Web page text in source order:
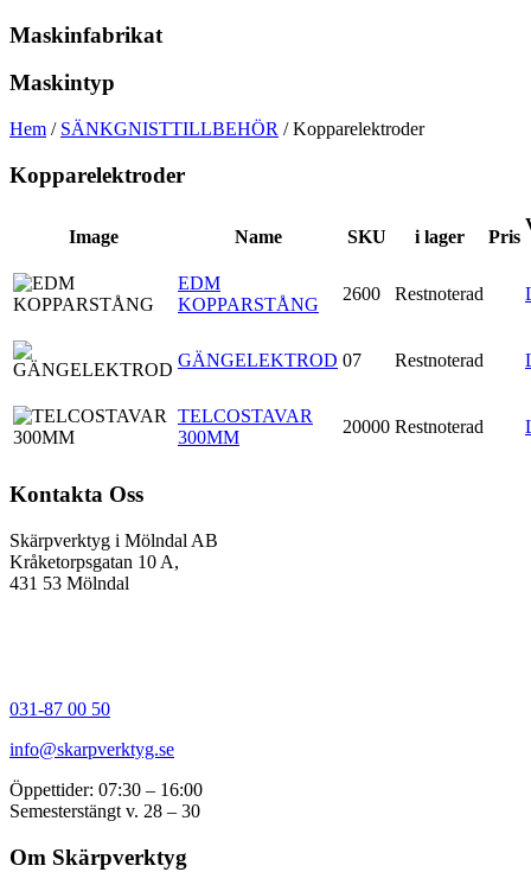
Maskinfabrikat
Maskintyp
Hem / SÄNKGNISTTILLBEHÖR / Kopparelektroder
Kopparelektroder
Image Name SKU i lager Pris
EDM
KOPPARSTÅNG
2600 Restnoterad
GÄNGELEKTROD 07 Restnoterad
TELCOSTAVAR
300MM
20000 Restnoterad
Kontakta Oss
Skärpverktyg i Mölndal AB
Kråketorpsgatan 10 A,
431 53 Mölndal
031-87 00 50
info@skarpverktyg.se
Öppettider: 07:30 – 16:00
Semesterstängt v. 28 – 30
Om Skärpverktyg